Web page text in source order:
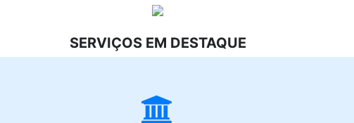
SERVIÇOS EM DESTAQUE